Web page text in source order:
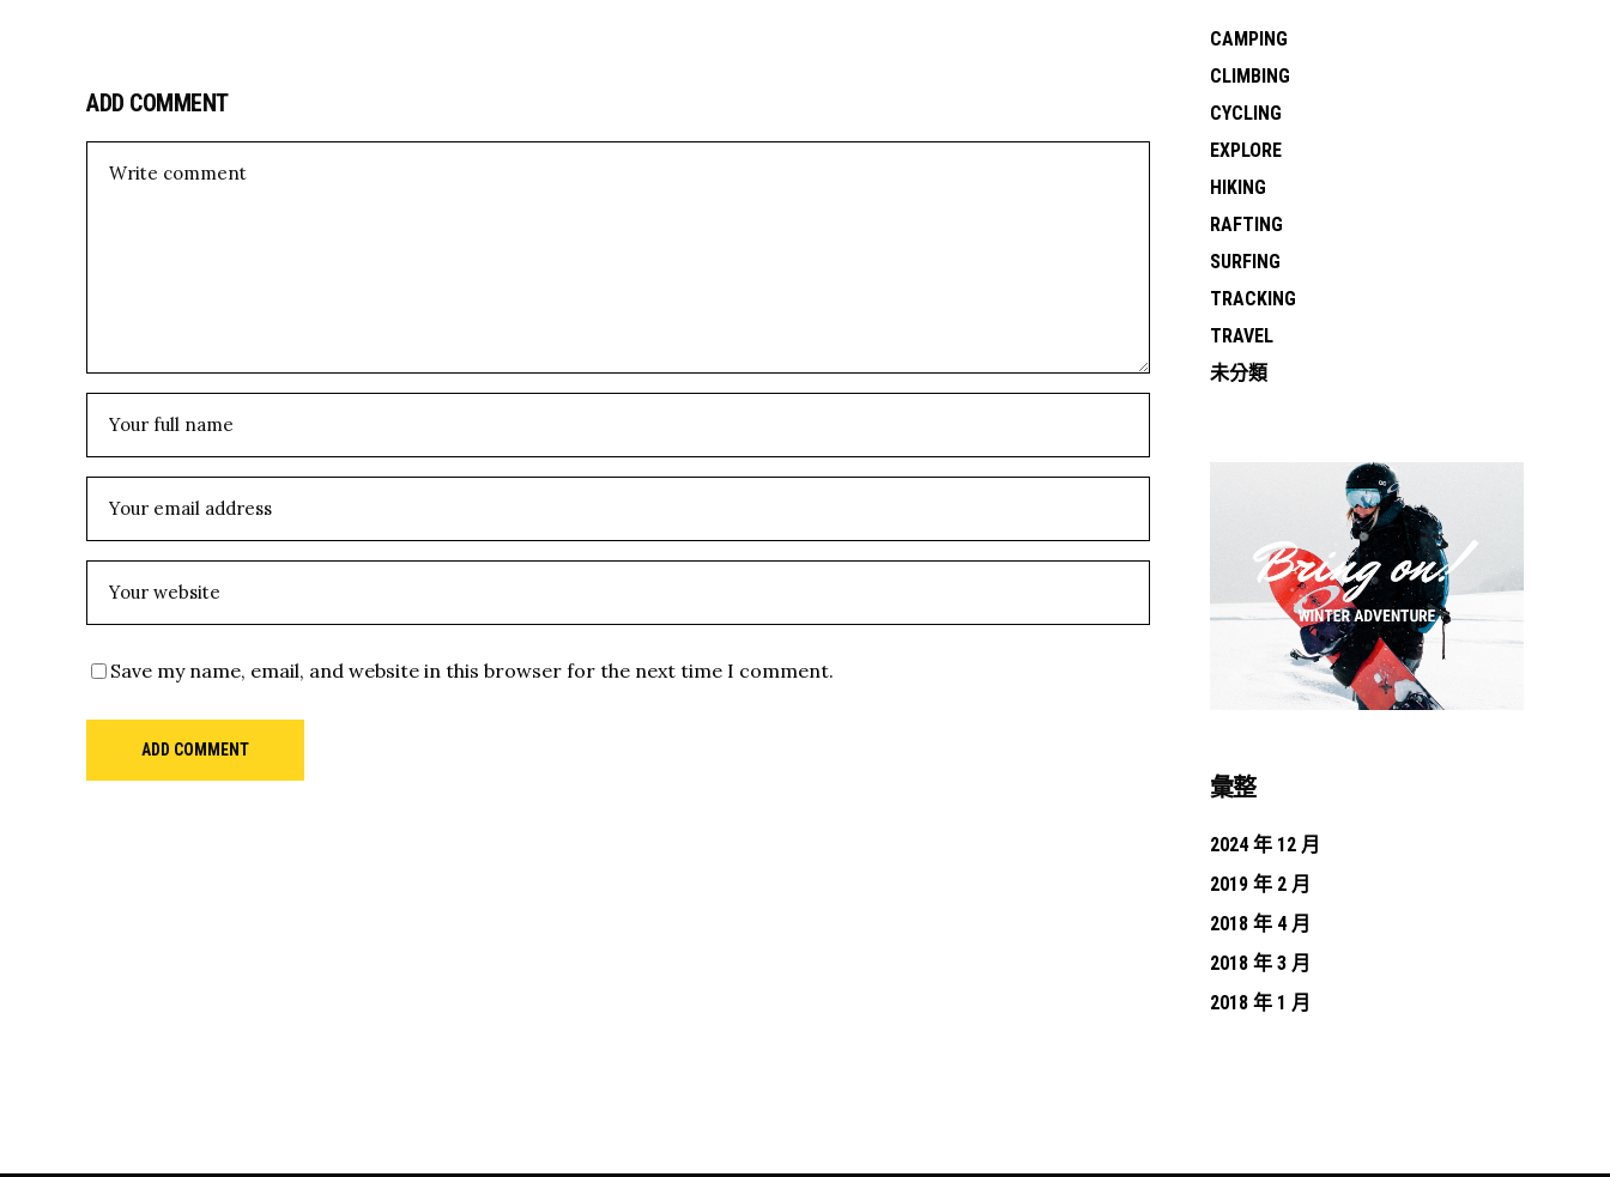
ADD COMMENT
Save my name, email, and website in this browser for the next time I comment.
ADD COMMENT
CAMPING
CLIMBING
CYCLING
EXPLORE
HIKING
RAFTING
SURFING
TRACKING
TRAVEL
未分類
彙整
2024 年 12 月
2019 年 2 月
2018 年 4 月
2018 年 3 月
2018 年 1 月